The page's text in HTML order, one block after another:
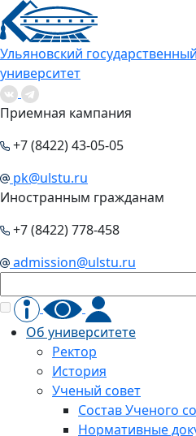
Ульяновский
университет
Приемная кампания
+7 (8422) 43-05-05
pk@ulstu.ru
Иностранным гражданам
+7 (8422) 778-458
admission@ulstu.ru
Об университете
Ректор
История
Ученый совет
Состав Ученого
Нормативные